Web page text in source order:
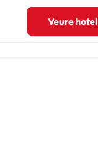
Veure hotel